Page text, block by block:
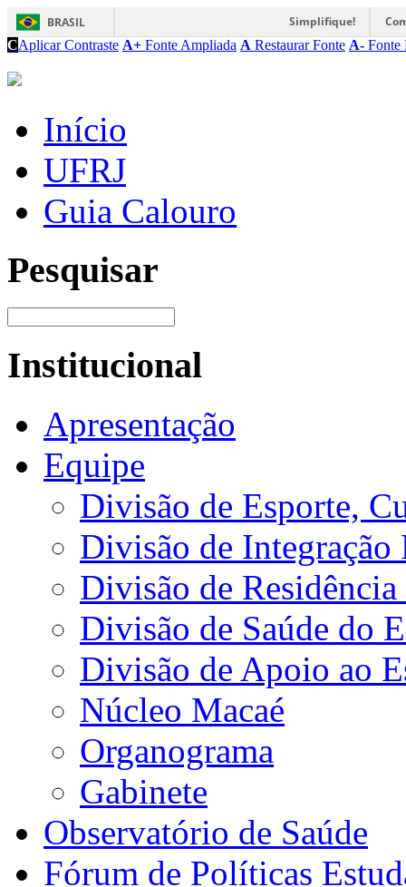
BRASIL Simplifique!
CAplicar Contraste A+ Fonte Ampliada A Restaurar Fonte A- Fonte
Início
UFRJ
Guia Calouro
Pesquisar
Institucional
Apresentação
Equipe
Divisão de Esporte,
Divisão de Integração
Divisão de
Divisão de Saúde do
Divisão de Apoio ao
Núcleo Macaé
Organograma
Gabinete
Observatório de Saúde
Fórum de Políticas